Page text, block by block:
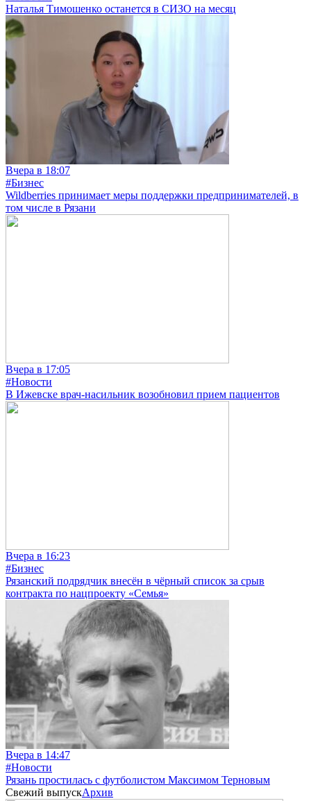
Наталья Тимошенко останется в СИЗО на месяц
Вчера в 18:07
#Бизнес
Wildberries принимает меры поддержки предпринимателей, в
том числе в Рязани
Вчера в 17:05
#Новости
В Ижевске врач-насильник возобновил прием пациентов
Вчера в 16:23
#Бизнес
Рязанский подрядчик внесён в чёрный список за срыв
контракта по нацпроекту «Семья»
Вчера в 14:47
#Новости
Рязань простилась с футболистом Максимом Терновым
Свежий выпускАрхив